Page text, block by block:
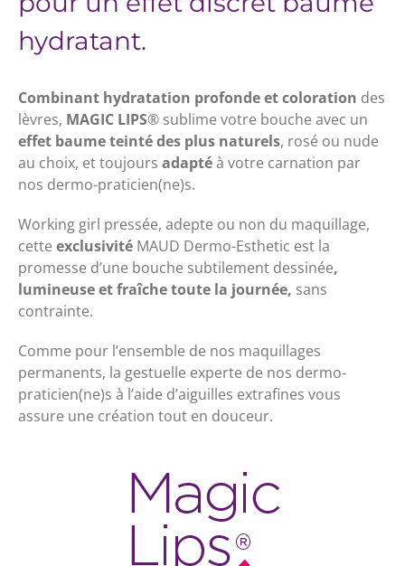
hydratant.
Combinant hydratation profonde et coloration des
lèvres, MAGIC LIPS® sublime votre bouche avec un
effet baume teinté des plus naturels, rosé ou nude
au choix, et toujours adaptéà votre carnation par
nos dermo-praticien(ne)s.
Working girl pressée, adepte ou non du maquillage,
cette exclusivité MAUD Dermo-Esthetic est la
promesse d’une bouche subtilement dessinée,
lumineuse et fraîche toute la journée, sans
contrainte.
Comme pour l’ensemble de nos maquillages
permanents, la gestuelle experte de nos dermo-
praticien(ne)s à l’aide d’aiguilles extrafines vous
assure une création tout en douceur.